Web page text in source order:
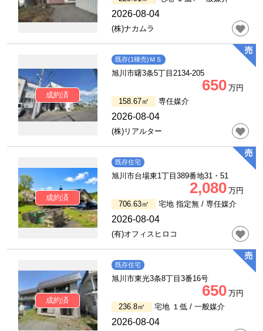
2026-08-04
(株)ナカムラ
成約済
既存(1棟売)ＭＳ
旭川市曙3条5丁目2134-205
650 万円
158.67㎡
専任媒介
2026-08-04
(株)リアルター
成約済
既存住宅
旭川市台場東1丁目389番地31・51
2,080 万円
706.63㎡
宅地 指定無 / 専任媒介
2026-08-04
(有)オフィスヒロコ
成約済
既存住宅
旭川市東光3条8丁目3番16号
650 万円
236.8㎡
宅地 １低 / 一般媒介
2026-08-04